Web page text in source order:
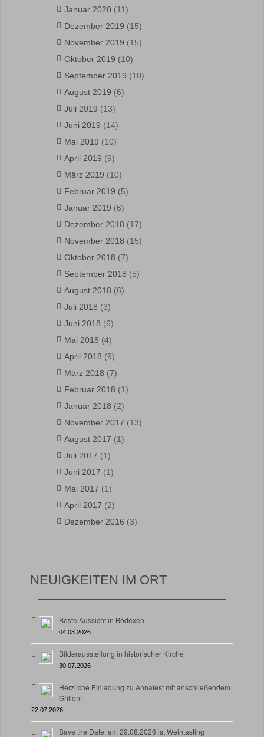
Januar 2020 (11)
Dezember 2019 (15)
November 2019 (15)
Oktober 2019 (10)
September 2019 (10)
August 2019 (6)
Juli 2019 (13)
Juni 2019 (14)
Mai 2019 (10)
April 2019 (9)
März 2019 (10)
Februar 2019 (5)
Januar 2019 (6)
Dezember 2018 (17)
November 2018 (15)
Oktober 2018 (7)
September 2018 (5)
August 2018 (6)
Juli 2018 (3)
Juni 2018 (6)
Mai 2018 (4)
April 2018 (9)
März 2018 (7)
Februar 2018 (1)
Januar 2018 (2)
November 2017 (13)
August 2017 (1)
Juli 2017 (1)
Juni 2017 (1)
Mai 2017 (1)
April 2017 (2)
Dezember 2016 (3)
NEUIGKEITEN IM ORT
Beste Aussicht in Bödexen
04.08.2026
Bilderausstellung in historischer Kirche
30.07.2026
Herzliche Einladung zu Annafest mit anschließendem
Grillen!
22.07.2026
Save the Date, am 29.08.2026 ist Weintasting